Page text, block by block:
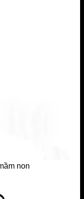
non